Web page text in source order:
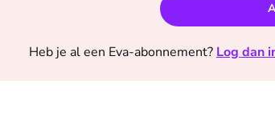
Heb je al een Eva-abonnement? Log dan